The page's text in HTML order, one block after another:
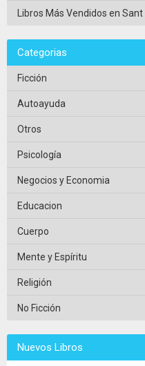
Libros Más Vendidos en
Categorias
Ficción
Autoayuda
Otros
Psicología
Negocios y Economia
Educacion
Cuerpo
Mente y Espíritu
Religión
No Ficción
Nuevos Libros